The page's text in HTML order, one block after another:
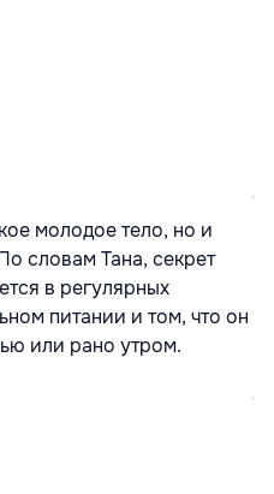
молодое тело, но и
словам Тана, секрет
в регулярных
питании и том, что он
или рано утром.